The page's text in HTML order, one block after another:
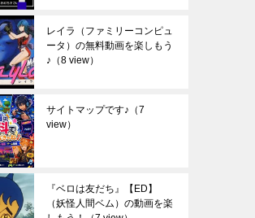
レイラ（ファミリーコンピュ
ータ）の無料動画を楽しもう
♪ （8 view）
サイトマップです♪ （7
view）
『ベロは友だち』【ED】
（妖怪人間ベム）の動画を楽